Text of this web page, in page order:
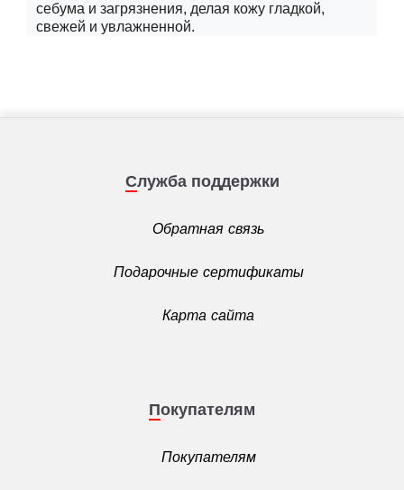
себума и загрязнения, делая кожу гладкой,
свежей и увлажненной.
Служба поддержки
Обратная связь
Подарочные сертификаты
Карта сайта
Покупателям
Покупателям